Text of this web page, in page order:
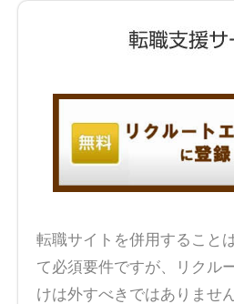
転職サイトを併用すること
て必須要件ですが、リクル
けは外すべきではありません